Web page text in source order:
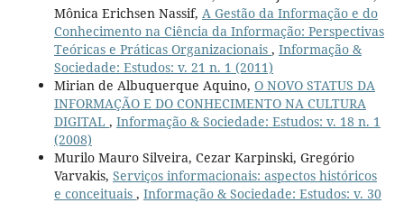
Mônica Erichsen Nassif, A Gestão da Informação e do
Conhecimento na Ciência da Informação: Perspectivas
Teóricas e Práticas Organizacionais , Informação &
Sociedade: Estudos: v. 21 n. 1 (2011)
Mirian de Albuquerque Aquino, O NOVO STATUS DA
INFORMAÇÃO E DO CONHECIMENTO NA CULTURA
DIGITAL , Informação & Sociedade: Estudos: v. 18 n. 1
(2008)
Murilo Mauro Silveira, Cezar Karpinski, Gregório
Varvakis, Serviços informacionais: aspectos históricos
e conceituais , Informação & Sociedade: Estudos: v. 30